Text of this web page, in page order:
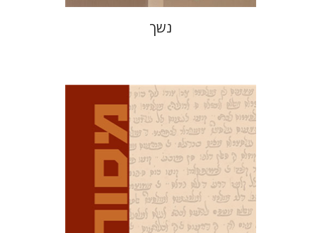
נשך
דוד מ' בוניס עפרה תירוש-בקר